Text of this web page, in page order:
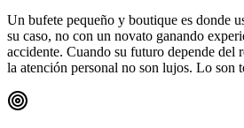
Un bufete pequeño y boutique es donde
su caso, no con un novato ganando
accidente. Cuando su futuro depende del
la atención personal no son lujos. Lo son